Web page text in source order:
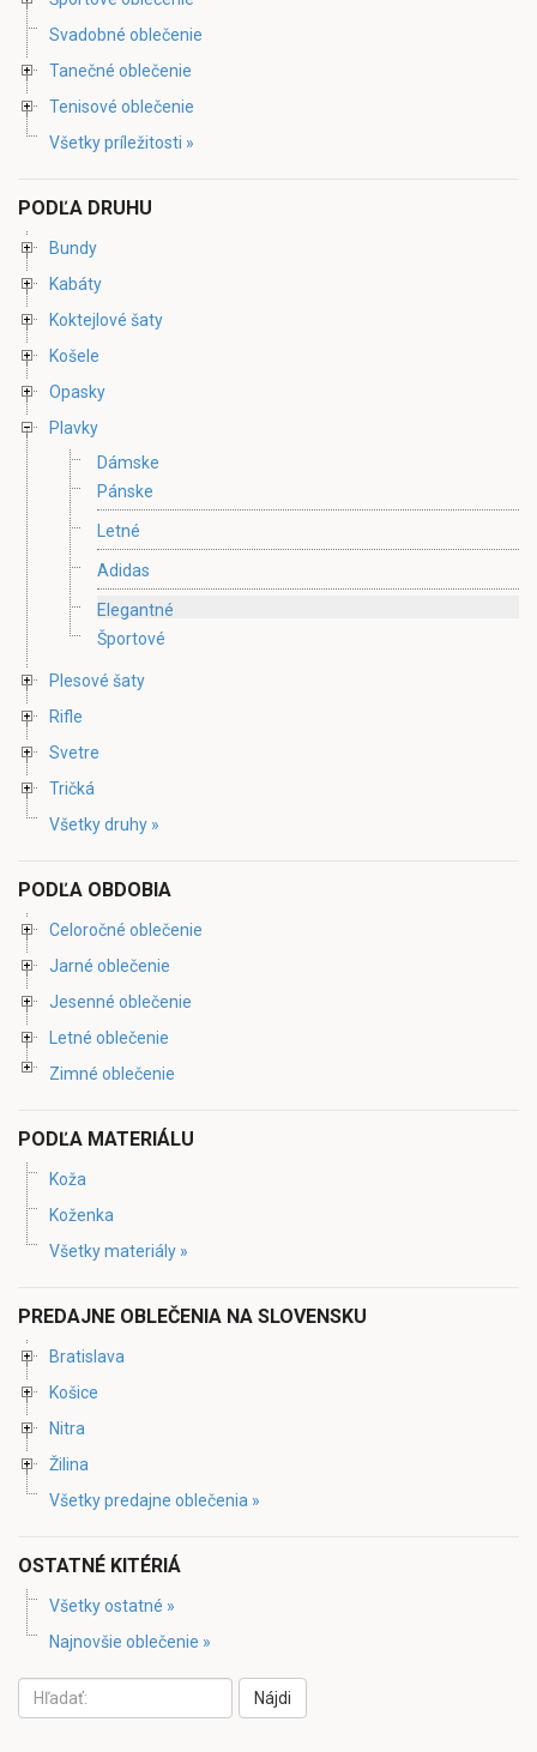
Svadobné oblečenie
Tanečné oblečenie
Tenisové oblečenie
Všetky príležitosti »
PODĽA DRUHU
Bundy
Kabáty
Koktejlové šaty
Košele
Opasky
Plavky
Dámske
Pánske
Letné
Adidas
Elegantné
Športové
Plesové šaty
Rifle
Svetre
Tričká
Všetky druhy »
PODĽA OBDOBIA
Celoročné oblečenie
Jarné oblečenie
Jesenné oblečenie
Letné oblečenie
Zimné oblečenie
PODĽA MATERIÁLU
Koža
Koženka
Všetky materiály »
PREDAJNE OBLEČENIA NA SLOVENSKU
Bratislava
Košice
Nitra
Žilina
Všetky predajne oblečenia »
OSTATNÉ KITÉRIÁ
Všetky ostatné »
Najnovšie oblečenie »
Nájdi